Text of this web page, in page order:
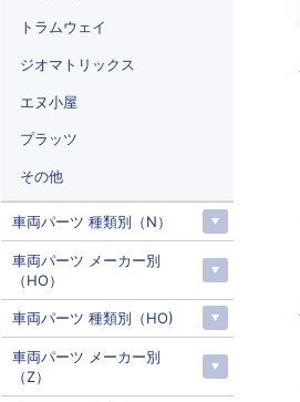
トラムウェイ
ジオマトリックス
エヌ小屋
プラッツ
その他
車両パーツ 種類別（N）
車両パーツ メーカー別
（HO）
車両パーツ 種類別（HO)
車両パーツ メーカー別
（Z）